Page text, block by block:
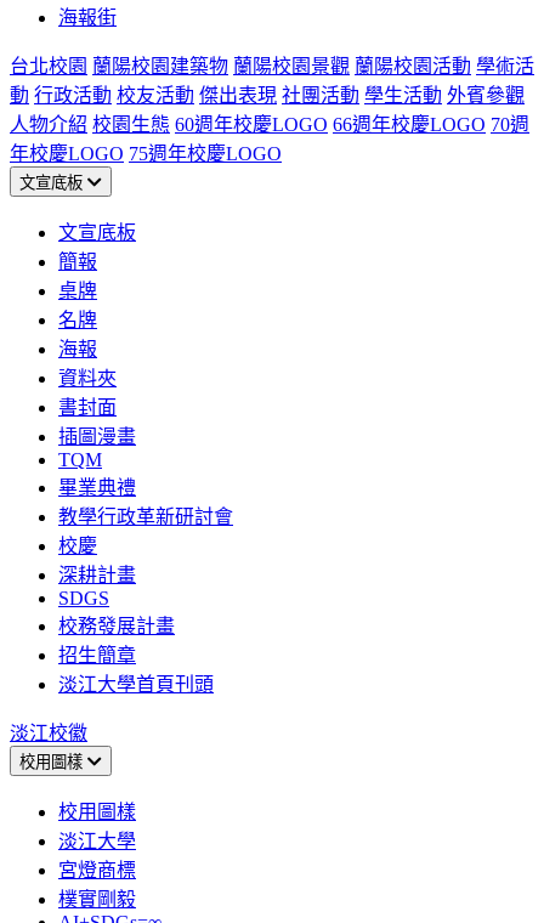
海報街
台北校園 蘭陽校園建築物 蘭陽校園景觀 蘭陽校園活動 學術活
動 行政活動 校友活動 傑出表現 社團活動 學生活動 外賓參觀
人物介紹 校園生態 60週年校慶LOGO 66週年校慶LOGO 70週
年校慶LOGO 75週年校慶LOGO
文宣底板
文宣底板
簡報
桌牌
名牌
海報
資料夾
書封面
插圖漫畫
TQM
畢業典禮
教學行政革新研討會
校慶
深耕計畫
SDGS
校務發展計畫
招生簡章
淡江大學首頁刊頭
淡江校徽
校用圖樣
校用圖樣
淡江大學
宮燈商標
樸實剛毅